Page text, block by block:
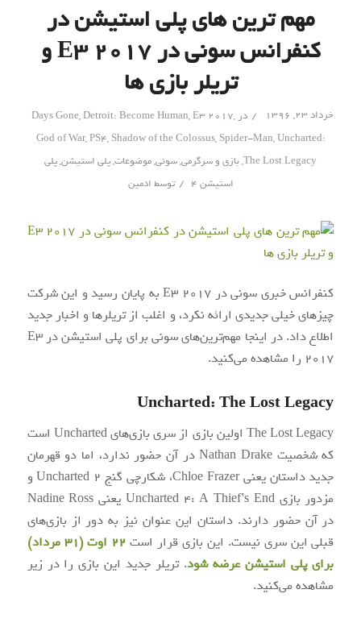
مهم ترین های پلی استیشن در
کنفرانس سونی در E3 2017 و
تریلر بازی ها
خرداد ۲۳, ۱۳۹۶ / در Days Gone,Detroit: Become Human,E3 2017,
God of War,PS4, Shadow of the Colossus, Spider-Man,Uncharted:
The Lost Legacy
,بازی و سرگرمی,سونی,موضوعات,پلی استیشن,پلی
استیشن 4
/ توسط ادمین
کنفرانس خبری سونی در E3 2017 به پایان رسید و این شرکت
چیزهای خیلی جدیدی ارائه نکرد، و اغلب از تریلرها و اخبار جدید
اطلاع داد. در اینجا مهم‌ترین‌های سونی برای پلی استیشن در E3
2017 را مشاهده می‌کنید.
Uncharted: The Lost Legacy
The Lost Legacy اولین بازی از سری بازی‌های Uncharted است
که شخصیت Nathan Drake در آن حضور ندارد، اما دو قهرمان
جدید داستان یعنی Chloe Frazer، شکارچی گنج Uncharted 2 و
مزدور بازی Uncharted 4: A Thief’s End یعنی Nadine Ross
در آن حضور دارند. داستان این عنوان نیز به دور از بازی‌های
قبلی این سری نیست. این بازی قرار است
۲۲ اوت (۳۱ مرداد)
برای پلی استیشن عرضه شود. تریلر جدید این بازی را در زیر
مشاهده می‌کنید.